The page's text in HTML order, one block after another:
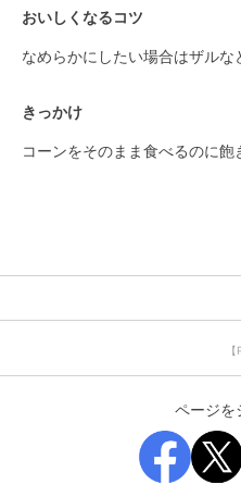
おいしくなるコツ
なめらかにしたい場合はザルな
きっかけ
コーンをそのまま食べるのに飽
【
ページを